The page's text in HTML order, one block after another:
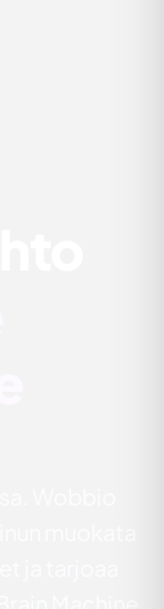
Wobbio
muokata
ja tarjoaa
Machine